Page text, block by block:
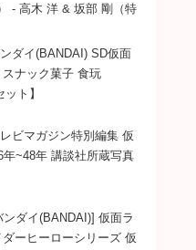
- 高木 洋 & 坂部 剛（特
ンダイ(BANDAI) SD仮面
ナック菓子 食玩
ト】
ビマガジン特別編集 仮
~48年 講談社所蔵写真
ンダイ(BANDAI)] 仮面ラ
ーヒーローシリーズ 仮